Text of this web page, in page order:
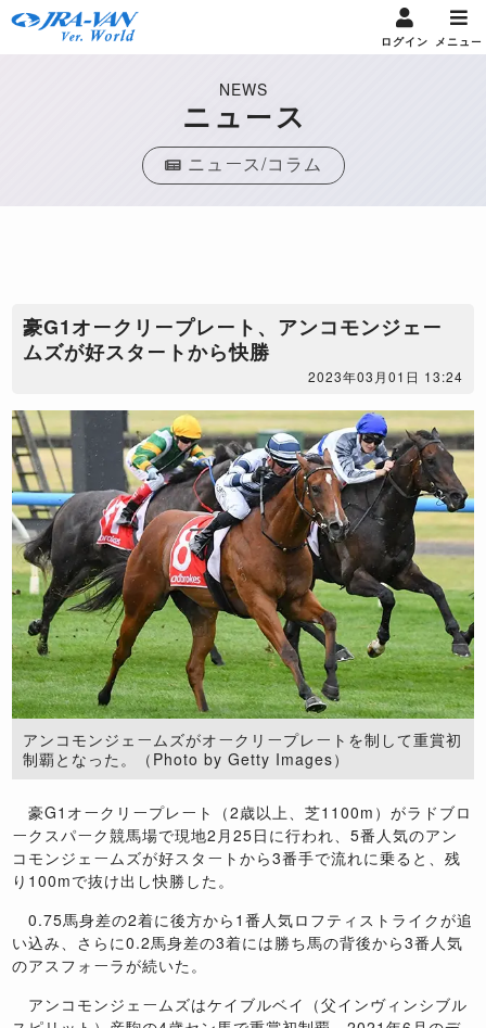
ログイン メニュー
NEWS
ニュース
ニュース/コラム
豪G1オークリープレート、アンコモンジェー
ムズが好スタートから快勝
2023年03月01日 13:24
アンコモンジェームズがオークリープレートを制して重賞初
制覇となった。（Photo by Getty Images）
豪G1 オークリープレート（2歳以上、芝1100m ）がラドブロ
ークスパーク競馬場で現地2 月25日に行われ、5番人気のアン
コモンジェームズが好スタートから3番手で流れに乗ると、残
り 100mで抜け出し快勝した。
0.75馬身差の2着に後方から 1番人気ロフティストライクが追
い込み、さらに0.2馬身差の3着には勝ち馬の背後から3番人気
のアスフォーラが続いた。
アンコモンジェームズはケイブルベイ（父インヴィンシブル